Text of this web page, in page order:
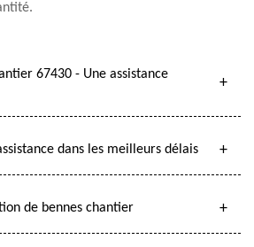
67430 - Une assistance
dans les meilleurs délais
de bennes chantier